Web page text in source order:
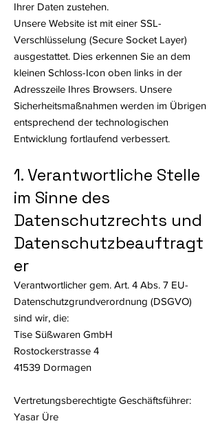
Ihrer Daten zustehen.
Unsere Website ist mit einer SSL-
Verschlüsselung (Secure Socket Layer)
ausgestattet. Dies erkennen Sie an dem
kleinen Schloss-Icon oben links in der
Adresszeile Ihres Browsers. Unsere
Sicherheitsmaßnahmen werden im Übrigen
entsprechend der technologischen
Entwicklung fortlaufend verbessert.
1. Verantwortliche Stelle
im Sinne des
Datenschutzrechts und
Datenschutzbeauftragt
er
Verantwortlicher gem. Art. 4 Abs. 7 EU-
Datenschutzgrundverordnung (DSGVO)
sind wir, die:
Tise Süßwaren GmbH
Rostockerstrasse 4
41539 Dormagen
Vertretungsberechtigte Geschäftsführer:
Yasar Üre